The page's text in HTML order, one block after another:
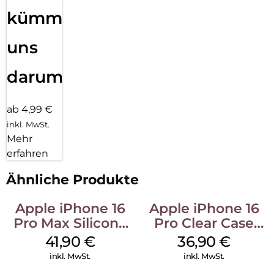
kümmern
uns
darum!
ab 4,99 €
inkl. MwSt.
Mehr
erfahren
Ähnliche Produkte
Apple iPhone 16
Pro Max Silicone
Case MagSafe
Ultramarine
41,90 €
inkl. MwSt.
Apple iPhone 16
Pro Clear Case
MagSafe
Transparent
36,90€
inkl. MwSt.